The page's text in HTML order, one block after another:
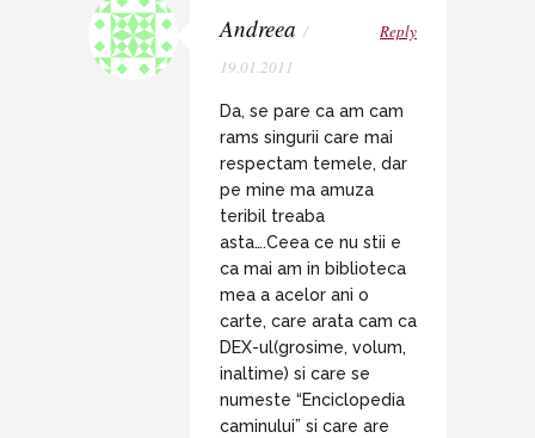
Andreea /
19.01.2011
Reply
Da, se pare ca am cam
rams singurii care mai
respectam temele, dar
pe mine ma amuza
teribil treaba
asta….Ceea ce nu stii e
ca mai am in biblioteca
mea a acelor ani o
carte, care arata cam ca
DEX-ul(grosime, volum,
inaltime) si care se
numeste “Enciclopedia
caminului” si care are